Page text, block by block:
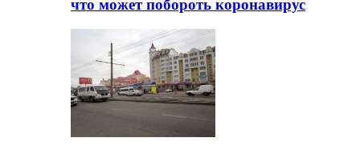
что может побороть коронавирус